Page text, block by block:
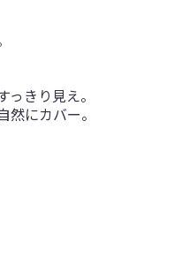
きり見え。
にカバー。